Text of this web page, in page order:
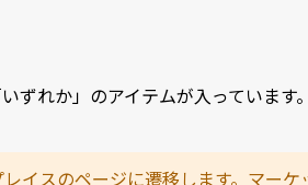
ずれか」のアイテムが入っていま
イスのページに遷移します。マー